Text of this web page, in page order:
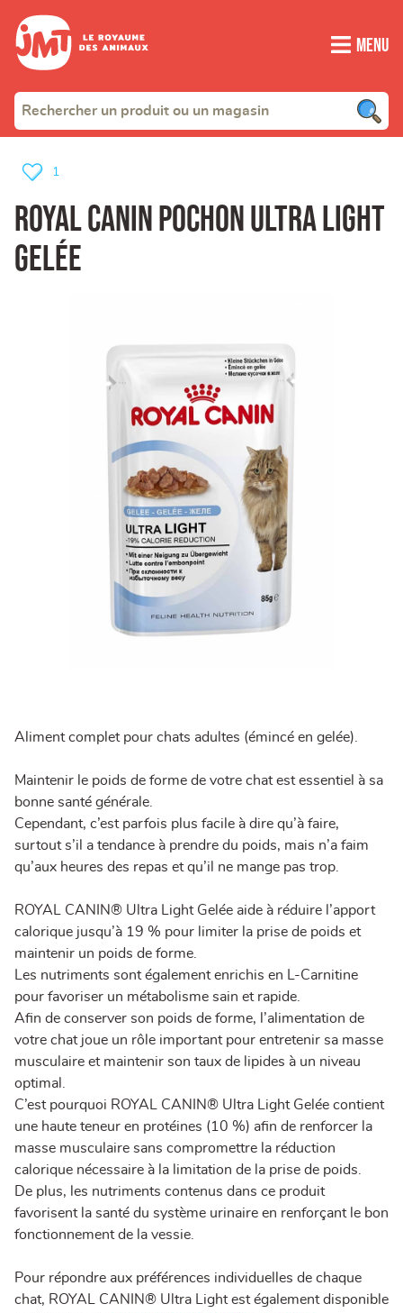
Menu
ROYAL CANIN pochon Ultra Light
Gelée
1
Aliment complet pour chats adultes (émincé en gelée).
Maintenir le poids de forme de votre chat est essentiel à sa
bonne santé générale.
Cependant, c’est parfois plus facile à dire qu’à faire,
surtout s’il a tendance à prendre du poids, mais n’a faim
qu’aux heures des repas et qu’il ne mange pas trop.
ROYAL CANIN® Ultra Light Gelée aide à réduire l’apport
calorique jusqu’à 19 % pour limiter la prise de poids et
maintenir un poids de forme.
Les nutriments sont également enrichis en L-Carnitine
pour favoriser un métabolisme sain et rapide.
Afin de conserver son poids de forme, l’alimentation de
votre chat joue un rôle important pour entretenir sa masse
musculaire et maintenir son taux de lipides à un niveau
optimal.
C’est pourquoi ROYAL CANIN® Ultra Light Gelée contient
une haute teneur en protéines (10 %) afin de renforcer la
masse musculaire sans compromettre la réduction
calorique nécessaire à la limitation de la prise de poids.
De plus, les nutriments contenus dans ce produit
favorisent la santé du système urinaire en renforçant le bon
fonctionnement de la vessie.
Pour répondre aux préférences individuelles de chaque
chat, ROYAL CANIN® Ultra Light est également disponible